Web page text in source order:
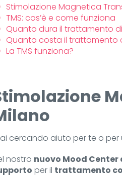
Stimolazione Magnetica
TMS: cos’è e come funziona
Quanto dura il trattamento di
Quanto costa il trattamento
La TMS funziona?
cercando aiuto per te o per
nostro nuovo Mood Center
per il trattamento